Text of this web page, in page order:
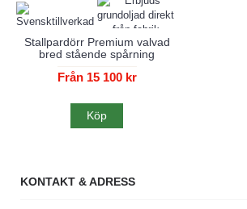
Stallpardörr Premium valvad
bred stående spårning
Från 15 100 kr
Köp
KONTAKT & ADRESS